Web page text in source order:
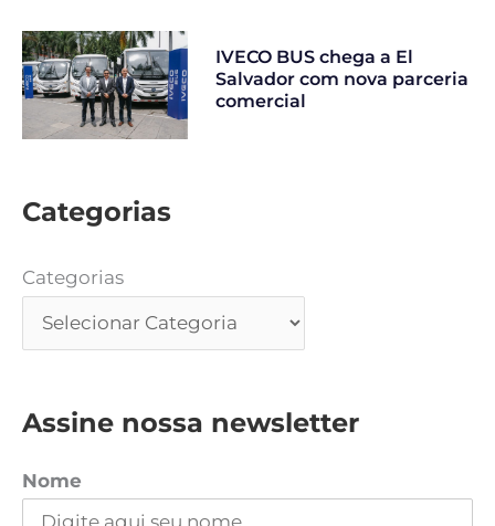
IVECO BUS chega a El
Salvador com nova parceria
comercial
Categorias
Categorias
Assine nossa newsletter
Nome